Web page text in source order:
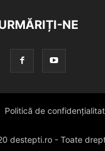
NE
Politică de
destepti.ro - Toate